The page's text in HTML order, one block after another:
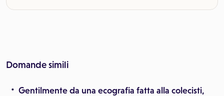
Domande simili
Gentilmente da una ecografia fatta alla colecisti,